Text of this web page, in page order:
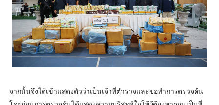
จากนั้นจึงได้เข้าแสดงตัวว่าเป็นเจ้าที่ตำรวจและขอทำการตรวจค้น